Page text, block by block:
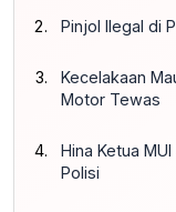
Pinjol Ilegal di
Kecelakaan
Motor Tewas
Hina Ketua
Polisi